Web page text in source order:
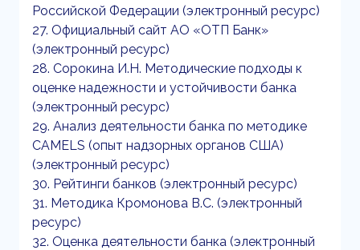
Российской Федерации (электронный ресурс)
27. Официальный сайт АО «ОТП Банк»
(электронный ресурс)
28. Сорокина И.Н. Методические подходы к
оценке надежности и устойчивости банка
(электронный ресурс)
29. Анализ деятельности банка по методике
CAMELS (опыт надзорных органов США)
(электронный ресурс)
30. Рейтинги банков (электронный ресурс)
31. Методика Кромонова В.С. (электронный
ресурс)
32. Оценка деятельности банка (электронный